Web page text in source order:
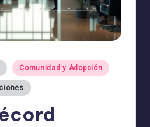
Comunidad y Adopción